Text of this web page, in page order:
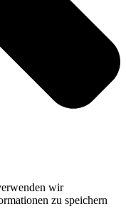
wir
zu speichern